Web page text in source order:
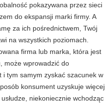
pokazywana przez sieci
do ekspansji marki firmy. A
za ich pośrednictwem, Twój
na wszystkich poziomach.
firma lub marka, która jest
może wprowadzić do
i tym samym zyskać szacunek w
konsument uzyskuje więcej
niekoniecznie wchodząc